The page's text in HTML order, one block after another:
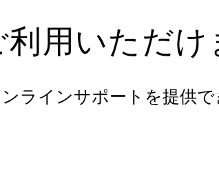
用いただけ
ラインサポートを提供で